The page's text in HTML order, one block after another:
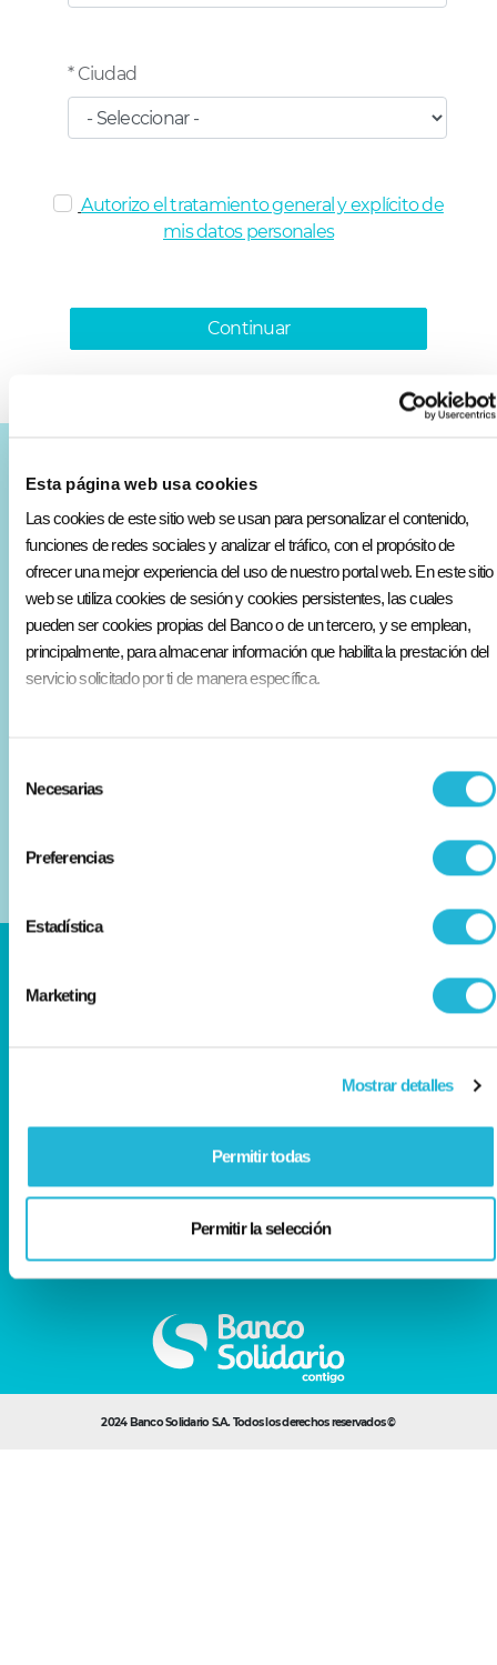
Esta página web usa cookies
Las cookies de este sitio web se usan para personalizar el contenido,
funciones de redes sociales y analizar el tráfico, con el propósito de
ofrecer una mejor experiencia del uso de nuestro portal web. En este sitio
web se utiliza cookies de sesión y cookies persistentes, las cuales
pueden ser cookies propias del Banco o de un tercero, y se emplean,
principalmente, para almacenar información que habilita la prestación del
servicio solicitado por ti de manera específica.
Necesarias
Preferencias
Estadística
Marketing
Mostrar detalles
Permitir todas
Permitir la selección
* Ciudad
Autorizo el tratamiento general y explícito de
mis datos personales
Continuar
Varios Contáctanos
Conócenos
Simula tu crédito o inversión
Educación financiera
0990765765
Agencias
2024 Banco Solidario S.A. Todos los derechos reservados ©